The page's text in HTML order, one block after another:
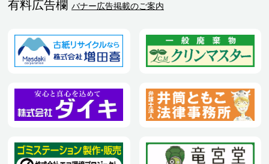
有料広告欄 バナー広告掲載のご案内